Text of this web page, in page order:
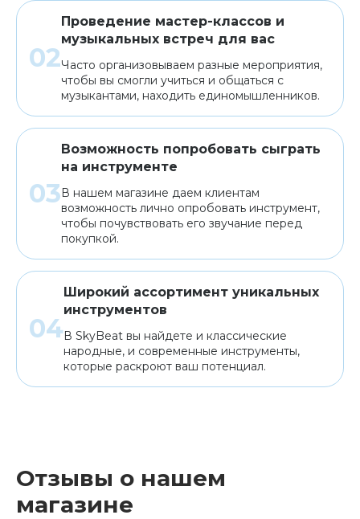
Проведение мастер-классов и
музыкальных встреч для вас
Часто организовываем разные мероприятия,
чтобы вы смогли учиться и общаться с
музыкантами, находить единомышленников.
Возможность попробовать сыграть
на инструменте
В нашем магазине даем клиентам
возможность лично опробовать инструмент,
чтобы почувствовать его звучание перед
покупкой.
Широкий ассортимент уникальных
инструментов
В SkyBeat вы найдете и классические
народные, и современные инструменты,
которые раскроют ваш потенциал.
Отзывы о нашем
магазине